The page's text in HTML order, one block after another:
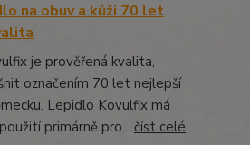
na obuv a kůži 70 let
je prověřená kvalita,
označením 70 let nejlepší
Lepidlo Kovulfix má
primárně pro... číst celé